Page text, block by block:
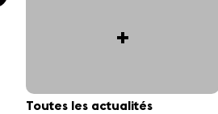
+
Toutes les actualités